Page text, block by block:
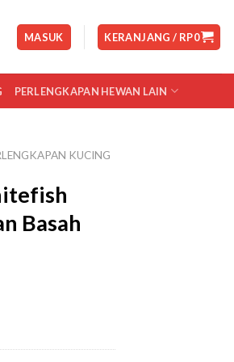
MASUK KERANJANG / RP0
PERLENGKAPAN HEWAN LAIN
KUCING
Basah